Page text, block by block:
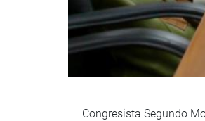
Congresista Segundo